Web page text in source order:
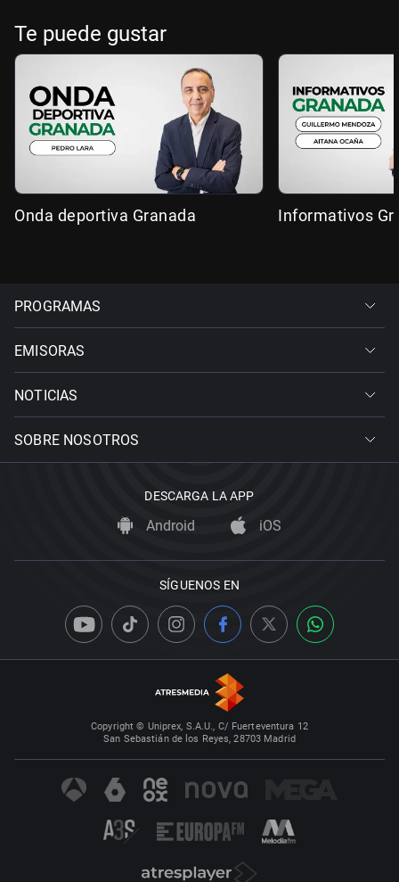
Te puede gustar
Onda deportiva Granada Informativos
PROGRAMAS
EMISORAS
NOTICIAS
SOBRE NOSOTROS
DESCARGA LA APP
Android iOS
SÍGUENOS EN
Copyright © Uniprex, S.A.U., C/ Fuerteventura 12
San Sebastián de los Reyes, 28703 Madrid